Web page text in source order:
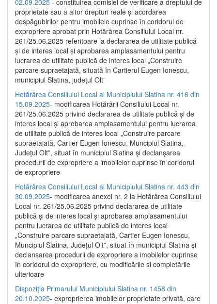
proprietate sau a altor drepturi reale și acordarea
despăgubirilor pentru imobilele cuprinse în coridorul de
expropriere aprobat prin Hotărârea Consiliului Local nr.
261/25.06.2025 referitoare la declararea de utilitate publică
și de interes local și aprobarea amplasamentului pentru
lucrarea de utilitate publică de interes local „Construire
parcare supraetajată, situată în Cartierul Eugen Ionescu,
municipiul Slatina, județul Olt”
Hotărârea Consiliului Local al Municipiului Slatina nr. 416 din
15.09.2025- modificarea Hotărârii Consiliului Local nr.
261/25.06.2025 privind declararea de utilitate publică și de
interes local și aprobarea amplasamentului pentru lucrarea
de utilitate publică de interes local „Construire parcare
supraetajată, Cartier Eugen Ionescu, Muncipiul Slatina,
Județul Olt”, situat în municipiul Slatina și declanșarea
procedurii de expropriere a imobilelor cuprinse în coridorul
de expropriere
Hotărârea Consiliului Local al Municipiului Slatina nr. 443 din
30.09.2025- modificarea anexei nr. 2 la Hotărârea Consiliului
Local nr. 261/25.06.2025 privind declararea de utilitate
publică şi de interes local şi aprobarea amplasamentului
pentru lucrarea de utilitate publică de interes local
„Construire parcare supraetajată, Cartier Eugen Ionescu,
Muncipiul Slatina, Judeţul Olt”, situat în municipiul Slatina şi
declanşarea procedurii de expropriere a imobilelor cuprinse
în coridorul de expropriere, cu modificările şi completările
ulterioare
Dispoziția Primarului Municipiului Slatina nr. 1458 din
20.10.2025- exproprierea imobilelor proprietate privată, care